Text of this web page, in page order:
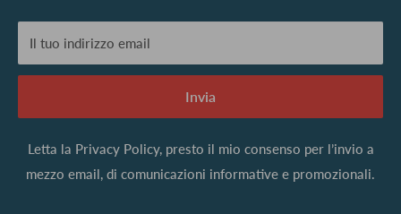
Il tuo indirizzo email
Invia
Letta la Privacy Policy, presto il mio consenso per l’invio a
mezzo email, di comunicazioni informative e promozionali.